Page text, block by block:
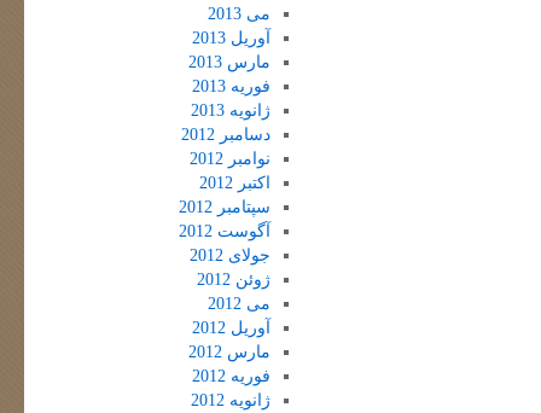
می 2013
آوریل 2013
مارس 2013
فوریه 2013
ژانویه 2013
دسامبر 2012
نوامبر 2012
اکتبر 2012
سپتامبر 2012
آگوست 2012
جولای 2012
ژوئن 2012
می 2012
آوریل 2012
مارس 2012
فوریه 2012
ژانویه 2012